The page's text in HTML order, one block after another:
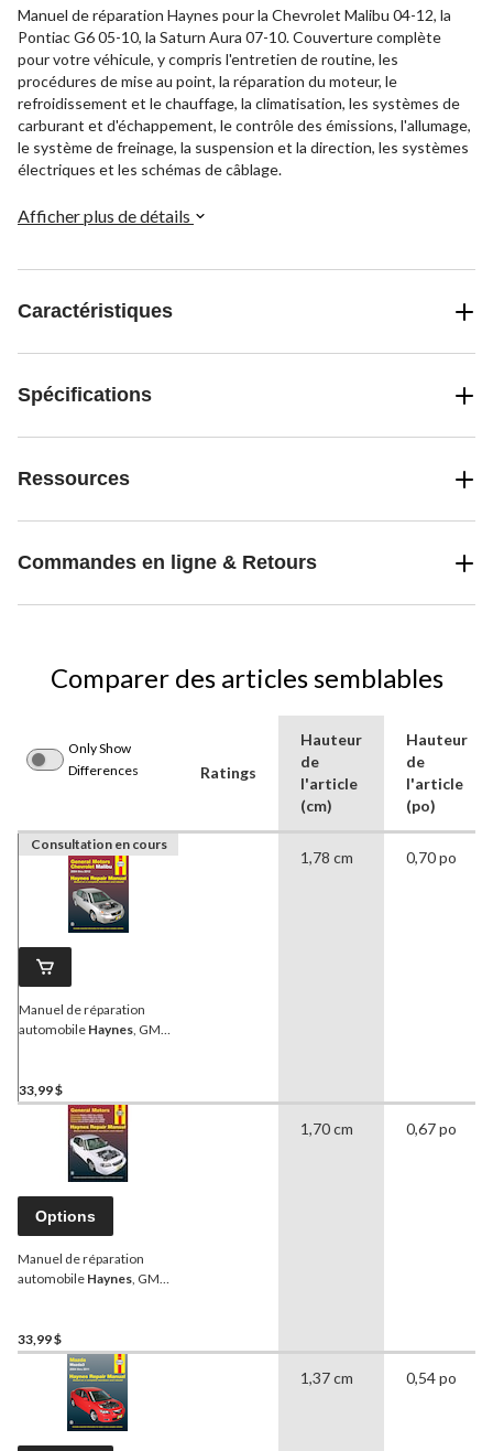
Manuel de réparation Haynes pour la Chevrolet Malibu 04-12, la
Pontiac G6 05-10, la Saturn Aura 07-10. Couverture complète
pour votre véhicule, y compris l'entretien de routine, les
procédures de mise au point, la réparation du moteur, le
refroidissement et le chauffage, la climatisation, les systèmes de
carburant et d'échappement, le contrôle des émissions, l'allumage,
le système de freinage, la suspension et la direction, les systèmes
électriques et les schémas de câblage.
Afficher plus de détails
Caractéristiques
Spécifications
Ressources
Commandes en ligne & Retours
Comparer des articles semblables
Only Show
Differences
Ratings
Hauteur
de
l'article
(cm)
Hauteur
de
l'article
(po)
Consultation en cours
Manuel de réparation
automobile Haynes, GM
33,99 $
1,78 cm 0,70 po
Options
Manuel de réparation
automobile Haynes, GM
33,99 $
1,70 cm 0,67 po
1,37 cm 0,54 po